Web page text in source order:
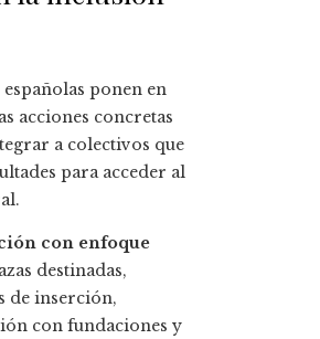
ponen en
acciones concretas
a colectivos que
para acceder al
con enfoque
destinadas,
de inserción,
con fundaciones y